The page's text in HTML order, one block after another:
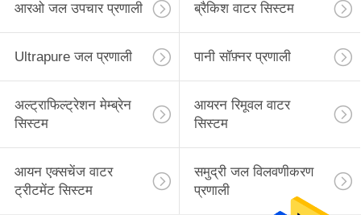
आरओ जल उपचार प्रणाली ब्रैकिश वाटर सिस्टम
Ultrapure जल प्रणाली पानी सॉफ़्नर प्रणाली
अल्ट्राफिल्ट्रेशन मेम्ब्रेन
सिस्टम
आयरन रिमूवल वाटर
सिस्टम
आयन एक्सचेंज वाटर
ट्रीटमेंट सिस्टम
समुद्री जल विलवणीकरण
प्रणाली